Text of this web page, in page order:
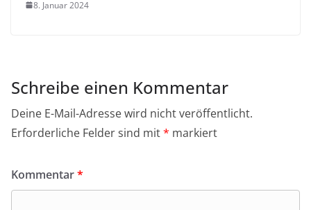
8. Januar 2024
Schreibe einen Kommentar
Deine E-Mail-Adresse wird nicht veröffentlicht.
Erforderliche Felder sind mit* markiert
Kommentar*